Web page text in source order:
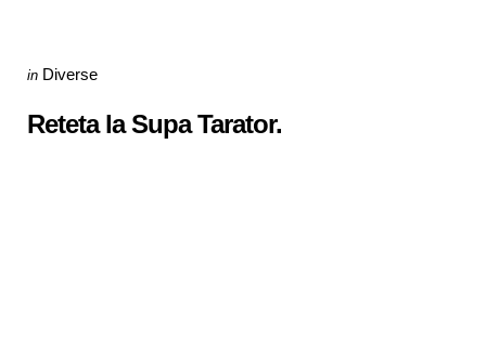
Categories
Posted
in Diverse
Reteta la Supa Tarator.